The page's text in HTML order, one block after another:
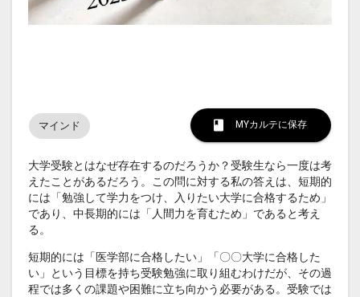
マインド MYカルテに保存
大学受験とはなぜ存在するのだろうか？受験生なら一度は考
えたことがあるだろう。この問に対する私の答えは、短期的
には「勉強して学力をつけ、入りたい大学に合格するため」
であり、中長期的には「人間力を育むため」であると考え
る。
短期的には「医学部に合格したい」「〇〇大学に合格した
い」という目標を持ち受験勉強に取り組むわけだが、その過
程では多くの課題や困難に立ち向かう必要がある。受験では